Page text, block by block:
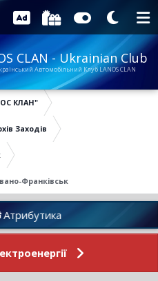
CLAN - Ukrainian Club
Автомобільний Клуб LANOS CLAN
КЛАН"
Заходів
Франківськ